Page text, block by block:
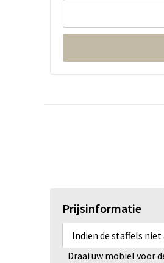
Prijsinformatie
Indien de staffels
Draai uw mobiel voor